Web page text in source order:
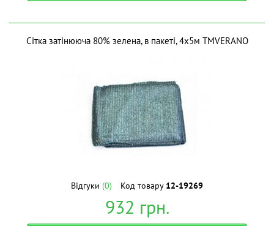
Сітка затінююча 80% зелена, в пакеті, 4х5м ТМVERANO
Відгуки (0) Код товару 12-19269
932 грн.